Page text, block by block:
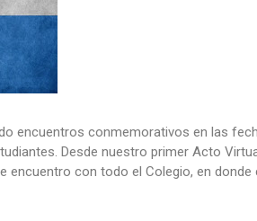
encuentros conmemorativos en las
Desde nuestro primer Acto
encuentro con todo el Colegio, en donde